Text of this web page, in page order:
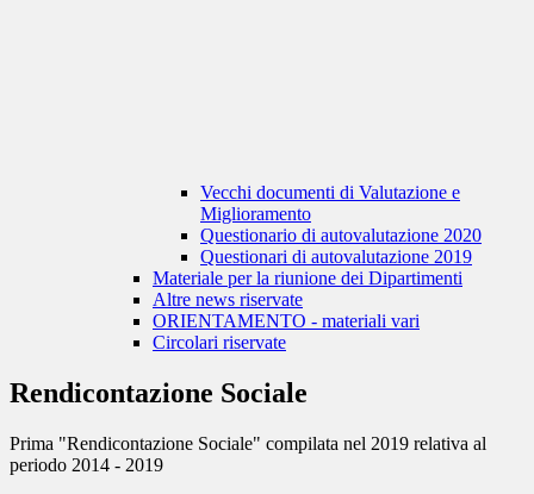
Vecchi documenti di Valutazione e
Miglioramento
Questionario di autovalutazione 2020
Questionari di autovalutazione 2019
Materiale per la riunione dei Dipartimenti
Altre news riservate
ORIENTAMENTO - materiali vari
Circolari riservate
Rendicontazione Sociale
Prima "Rendicontazione Sociale" compilata nel 2019 relativa al
periodo 2014 - 2019